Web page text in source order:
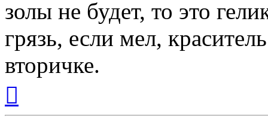
золы не будет, то это
грязь, если мел,
вторичке.
началу